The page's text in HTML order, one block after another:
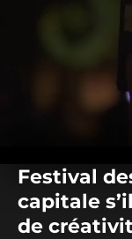
seconds
seconds
Festival
capitale
de